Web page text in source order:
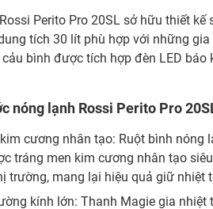
Perito Pro 20SL sở hữu thiết kế
tích 30 lít phù hợp với những
bình được tích hợp đèn LED báo
nóng lạnh Rossi Perito Pro
cương nhân tạo: Ruột bình nóng
tráng men kim cương nhân tạo
trường, mang lại hiệu quả giữ nhiệt
kính lớn: Thanh Magie gia nhiệt